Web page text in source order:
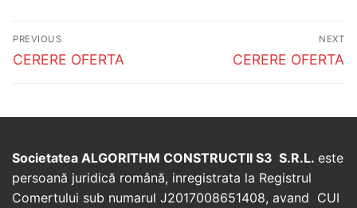
Post
navigation
PREVIOUS
Previous
CERERE OFERTA
NEXT
Next
CERERE OFERTA
Societatea ALGORITHM CONSTRUCTII S3 S.R.L. este
persoană juridică română, inregistrata la Registrul
Comertului sub numarul J2017008651408, avand CUI